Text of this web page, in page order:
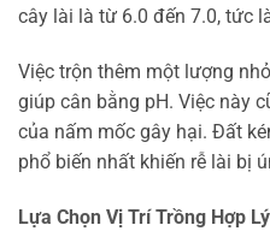
cây lài là từ 6.0 đến 7.0, tức
Việc trộn thêm một lượng
giúp cân bằng pH. Việc này
của nấm mốc gây hại. Đất
phổ biến nhất khiến rễ lài bị
Lựa Chọn Vị Trí Trồng Hợp Lý